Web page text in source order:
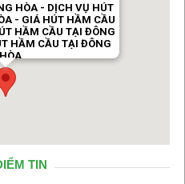
HÒA - DỊCH VỤ HÚT
- GIÁ HÚT HẦM CẦU
HẦM CẦU TẠI ĐÔNG
HẦM CẦU TẠI ĐÔNG
HÒA
Hòa, Phú Yên
TIN